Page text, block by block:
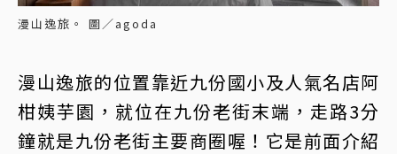
漫山逸旅。 圖／agoda
漫山逸旅的位置靠近九份國小及人氣名店阿
柑姨芋園，就位在九份老街末端，走路3分
鐘就是九份老街主要商圈喔！它是前面介紹